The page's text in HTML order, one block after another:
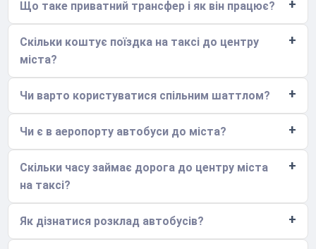
Що таке приватний трансфер і як він працює?
Скільки коштує поїздка на таксі до центру
міста?
Чи варто користуватися спільним шаттлом?
Чи є в аеропорту автобуси до міста?
Скільки часу займає дорога до центру міста
на таксі?
Як дізнатися розклад автобусів?